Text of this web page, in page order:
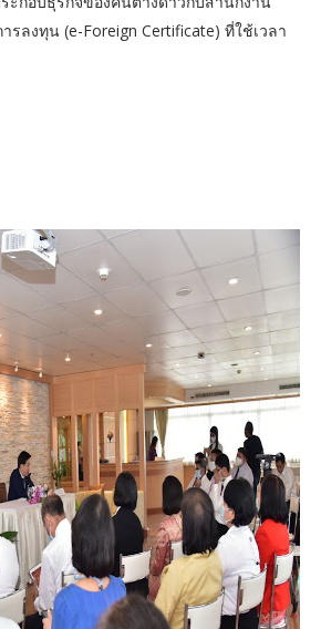
รลงทุน (e-Foreign Certificate) ที่ใช้เวลา